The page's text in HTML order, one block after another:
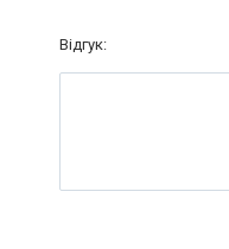
Відгук: